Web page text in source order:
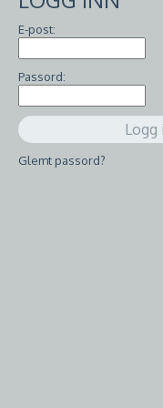
E-post:
Passord:
Glemt passord?